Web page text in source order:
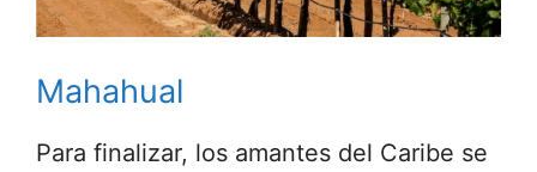
Mahahual
Para finalizar, los amantes del Caribe se